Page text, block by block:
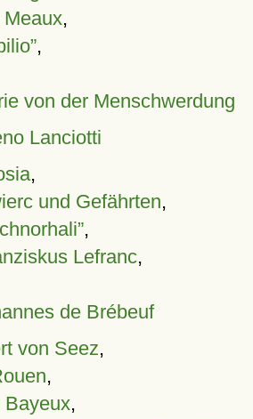
,
,
von der Menschwerdung
Lanciotti
,
und Gefährten,
,
Lefranc,
de Brébeuf
von Seez,
,
Bayeux,